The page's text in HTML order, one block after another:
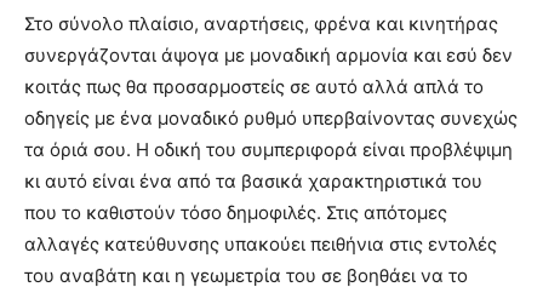
Στο σύνολο πλαίσιο, αναρτήσεις, φρένα και κινητήρας
συνεργάζονται άψογα με μοναδική αρμονία και εσύ δεν
κοιτάς πως θα προσαρμοστείς σε αυτό αλλά απλά το
οδηγείς με ένα μοναδικό ρυθμό υπερβαίνοντας συνεχώς
τα όριά σου. Η οδική του συμπεριφορά είναι προβλέψιμη
κι αυτό είναι ένα από τα βασικά χαρακτηριστικά του
που το καθιστούν τόσο δημοφιλές. Στις απότομες
αλλαγές κατεύθυνσης υπακούει πειθήνια στις εντολές
του αναβάτη και η γεωμετρία του σε βοηθάει να το